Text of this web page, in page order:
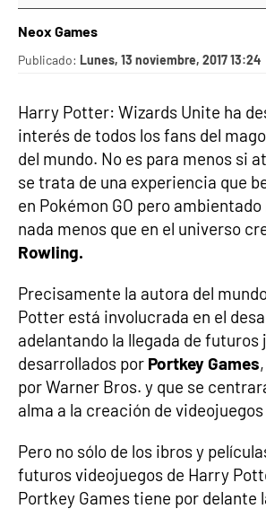
Neox Games
Publicado: Lunes, 13 noviembre, 2017 13:24
Harry Potter: Wizards Unite ha
interés de todos los fans del
del mundo. No es para menos si
se trata de una experiencia que
en Pokémon GO pero
nada menos que en el universo
Rowling.
Precisamente la autora del
Potter está involucrada en el
adelantando la llegada de futuros
desarrollados por Portkey Games
por Warner Bros. y que se
alma a la creación de
Pero no sólo de los ibros y
futuros videojuegos de Harry
Portkey Games tiene por delante